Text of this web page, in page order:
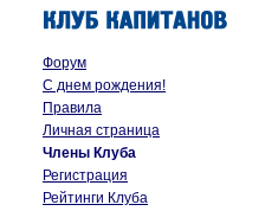
Форум
С днем рождения!
Правила
Личная страница
Члены Клуба
Регистрация
Рейтинги Клуба